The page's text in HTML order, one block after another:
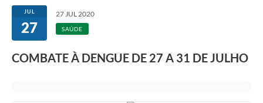
Serviços Online
Carta de Serviços
JUL
27
27 JUL 2020
SAÚDE
COMBATE À DENGUE DE 27 A 31 DE JULHO